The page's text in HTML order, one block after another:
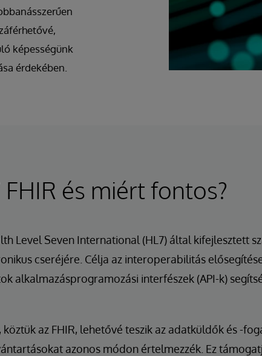
képességünk
érdekében.
FHIR és miért fontos?
Level Seven International (HL7) által kifejlesztett
cseréjére. Célja az interoperabilitás
alkalmazásprogramozási interfészek (API-k)
köztük az FHIR, lehetővé teszik az adatküldők és -
azonos módon értelmezzék. Ez